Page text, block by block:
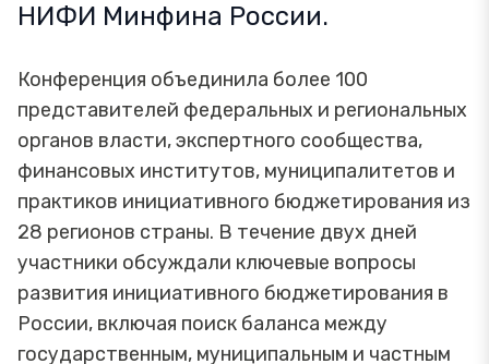
НИФИ Минфина России.
Конференция объединила более 100
представителей федеральных и региональных
органов власти, экспертного сообщества,
финансовых институтов, муниципалитетов и
практиков инициативного бюджетирования из
28 регионов страны. В течение двух дней
участники обсуждали ключевые вопросы
развития инициативного бюджетирования в
России, включая поиск баланса между
государственным, муниципальным и частным